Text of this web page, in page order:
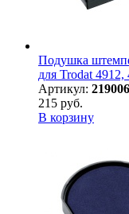
Подушка
для Trodat
Артикул: 219006
215 руб.
В корзину